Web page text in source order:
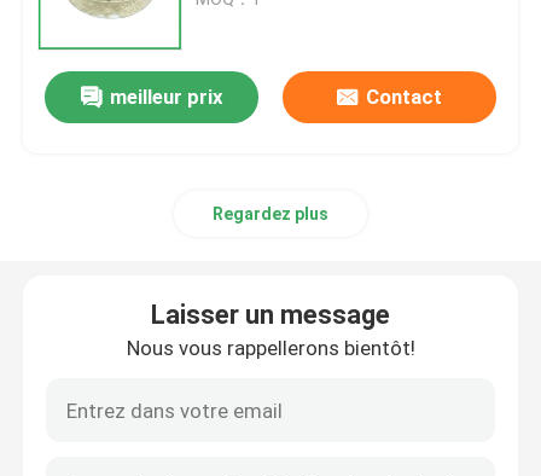
Poudre de fruits et légumes
meilleur prix Contact
Regardez plus
Laisser un message
Nous vous rappellerons bientôt!